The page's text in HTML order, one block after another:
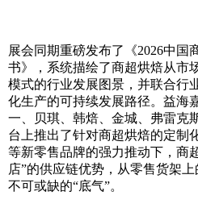
展会同期重磅发布了《2026中国
书》，系统描绘了商超烘焙从市
模式的行业发展图景，并联合行
化生产的可持续发展路径。益海
一、贝琪、韩焙、金城、弗雷克
台上推出了针对商超烘焙的定制
等新零售品牌的强力推动下，商
店”的供应链优势，从零售货架
不可或缺的“底气”。